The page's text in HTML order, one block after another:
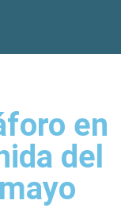
en
del